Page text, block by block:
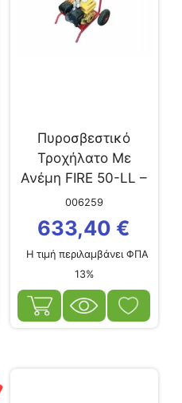
Πυροσβεστικό
Τροχήλατο Με
Ανέμη FIRE 50-LL –
7HP
006259
633,40 €
Η τιμή περιλαμβάνει ΦΠΑ
13%